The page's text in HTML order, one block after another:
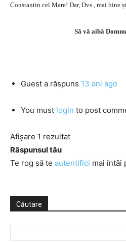
Constantin cel Mare! Dar, Dvs., mai bine
Să vă aibă
Guest a răspuns 13 ani ago
You must login to post
Afișare 1 rezultat
Răspunsul tău
Te rog să te autentifici mai întâi
Căutare